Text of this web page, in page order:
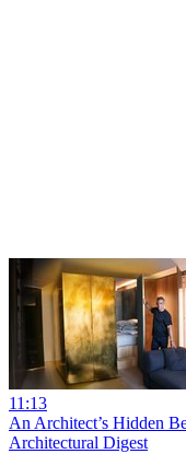
11:13
An Architect’s Hidden
Architectural Digest